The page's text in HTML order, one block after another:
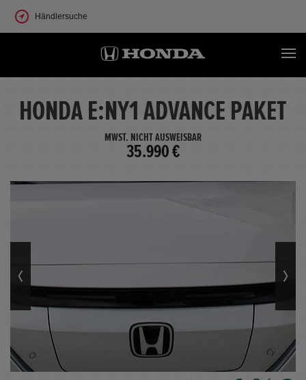
Händlersuche
HONDA E:NY1 ADVANCE PAKET
MWST. NICHT AUSWEISBAR
35.990 €